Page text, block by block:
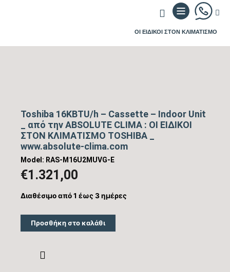
ΟΙ ΕΙΔΙΚΟΙ ΣΤΟΝ ΚΛΙΜΑΤΙΣΜΟ
Toshiba 16KBTU/h – Cassette – Indoor Unit
_ από την ABSOLUTE CLIMA : ΟΙ ΕΙΔΙΚΟΙ
ΣΤΟΝ ΚΛΙΜΑΤΙΣΜΟ TOSHIBA _
www.absolute-clima.com
Model: RAS-M16U2MUVG-E
€1.321,00
Διαθέσιμο από 1 έως 3 ημέρες
Προσθήκη στο καλάθι